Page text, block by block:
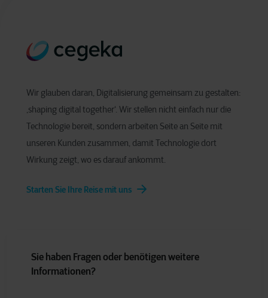
Wir glauben daran, Digitalisierung gemeinsam zu gestalten:
‚shaping digital together‘. Wir stellen nicht einfach nur die
Technologie bereit, sondern arbeiten Seite an Seite mit
unseren Kunden zusammen, damit Technologie dort
Wirkung zeigt, wo es darauf ankommt.
Starten Sie Ihre Reise mit uns
Sie haben Fragen oder benötigen weitere
Informationen?